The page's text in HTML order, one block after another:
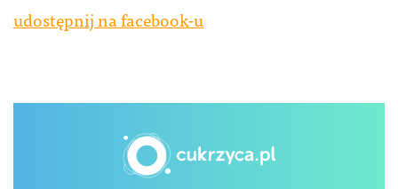
udostępnij na facebook-u